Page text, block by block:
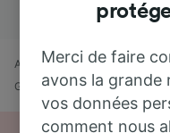
Accueil Horaires train
Gaulle CDG
Merci de faire
avons la grande
vos données
comment nous